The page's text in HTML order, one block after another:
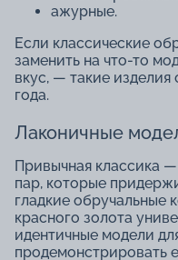
ажурные.
Если классические
заменить на что-то
вкус, — такие
года.
Лаконичные
Привычная классика
пар, которые
гладкие обручальные
красного золота
идентичные модели
продемонстрировать